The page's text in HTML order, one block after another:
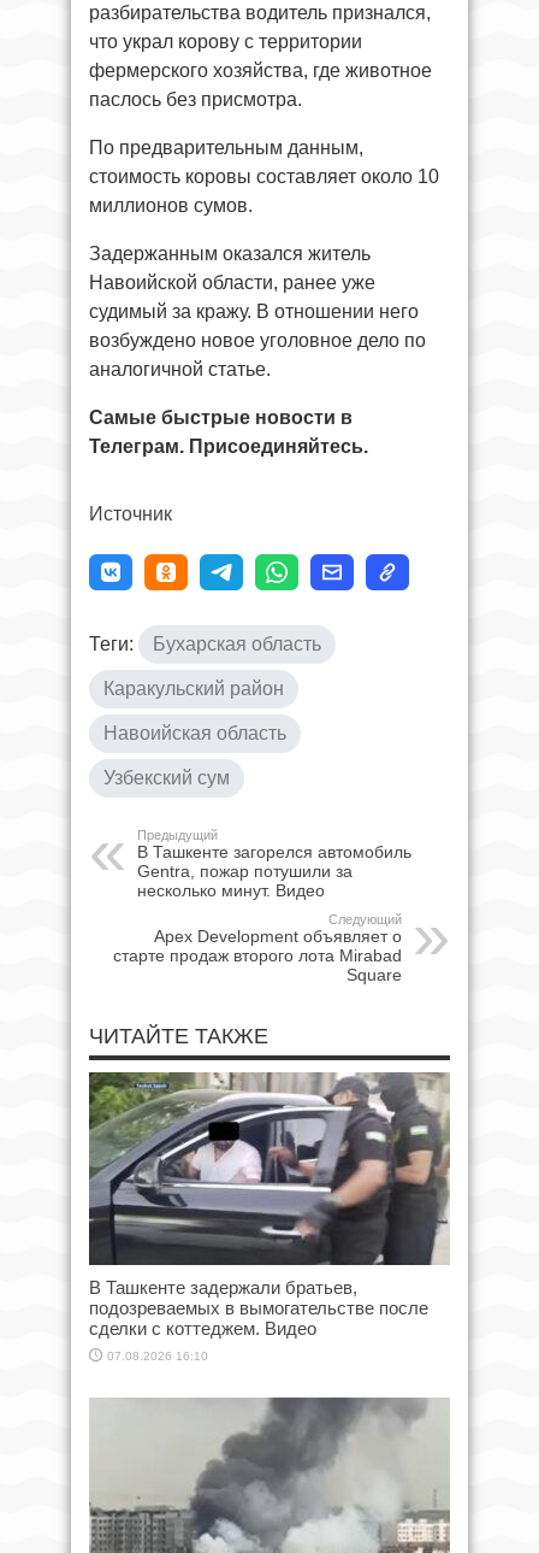
разбирательства водитель признался,
что украл корову с территории
фермерского хозяйства, где животное
паслось без присмотра.
По предварительным данным,
стоимость коровы составляет около 10
миллионов сумов.
Задержанным оказался житель
Навоийской области, ранее уже
судимый за кражу. В отношении него
возбуждено новое уголовное дело по
аналогичной статье.
Самые быстрые новости в
Телеграм. Присоединяйтесь.
Источник
Теги: Бухарская область
Каракульский район
Навоийская область
Узбекский сум
Предыдущий
В Ташкенте загорелся автомобиль
Gentra, пожар потушили за
несколько минут. Видео
Следующий
Apex Development объявляет о
старте продаж второго лота Mirabad
Square
ЧИТАЙТЕ ТАКЖЕ
В Ташкенте задержали братьев,
подозреваемых в вымогательстве после
сделки с коттеджем. Видео
07.08.2026 16:10